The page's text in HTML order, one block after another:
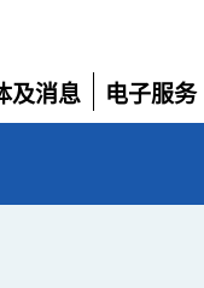
及消息
电子服务
展